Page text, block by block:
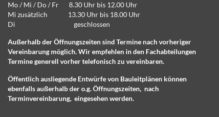
Mo / Mi / Do / Fr 8.30 Uhr bis 12.00 Uhr
Mi zusätzlich 13.30 Uhr bis 18.00 Uhr
Di geschlossen
Außerhalb der Öffnungszeiten sind Termine nach vorheriger
Vereinbarung möglich. Wir empfehlen in den Fachabteilungen
Termine generell vorher telefonisch zu vereinbaren.
Öffentlich ausliegende Entwürfe von Bauleitplänen können
ebenfalls außerhalb der o.g. Öffnungszeiten, nach
Terminvereinbarung, eingesehen werden.